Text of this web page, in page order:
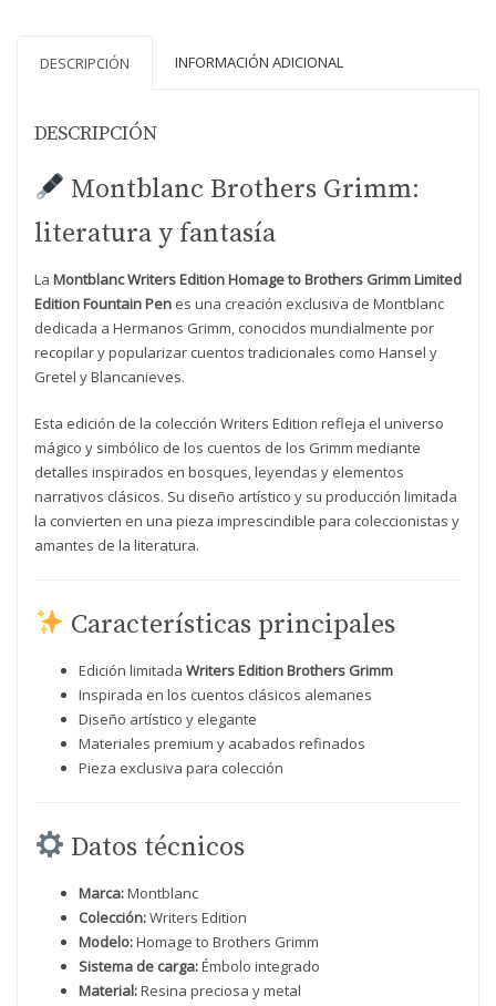
DESCRIPCIÓN INFORMACIÓN ADICIONAL
DESCRIPCIÓN
Montblanc Brothers Grimm:
literatura y fantasía
La Montblanc Writers Edition Homage to Brothers Grimm Limited
Edition Fountain Pen es una creación exclusiva de Montblanc
dedicada a Hermanos Grimm, conocidos mundialmente por
recopilar y popularizar cuentos tradicionales como Hansel y
Gretel yBlancanieves.
Esta edición de la colección Writers Edition refleja el universo
mágico y simbólico de los cuentos de los Grimm mediante
detalles inspirados en bosques, leyendas y elementos
narrativos clásicos. Su diseño artístico y su producción limitada
la convierten en una pieza imprescindible para coleccionistas y
amantes de la literatura.
Características principales
Edición limitada Writers Edition Brothers Grimm
Inspirada en los cuentos clásicos alemanes
Diseño artístico y elegante
Materiales premium y acabados refinados
Pieza exclusiva para colección
Datos técnicos
Marca:Montblanc
Colección:Writers Edition
Modelo:Homage to Brothers Grimm
Sistema de carga:Émbolo integrado
Material:Resina preciosa y metal